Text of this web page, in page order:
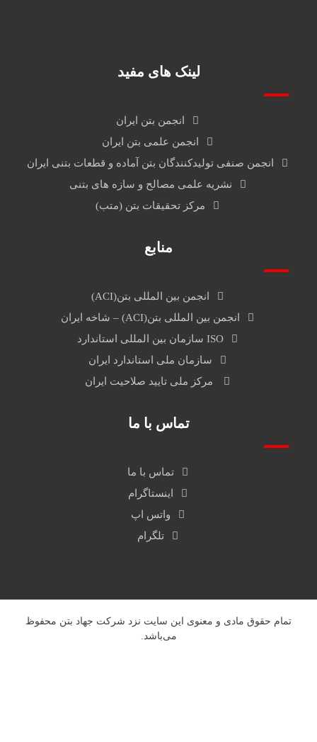
لینک های مفید
انجمن بتن ایران
انجمن علمی بتن ایران
انجمن صنفی تولیدکنندگان بتن آماده و قطعات بتنی ایران
نشریه علمی مصالح و سازه های بتنی
مرکز تحقیقات بتن (متب)
منابع
انجمن بین المللی بتن(ACI)
انجمن بین المللی بتن(ACI) – شاخه ایران
ISO سازمان بین المللی استاندارد
سازمان ملی استاندارد ایران
مرکز ملی تایید صلاحیت ایران
تماس با ما
تماس با ما
اینستاگرام
واتس اپ
تلگرام
تمام حقوق مادی و معنوی این سایت نزد شرکت جهاد بتن محفوظ
می‌باشد.